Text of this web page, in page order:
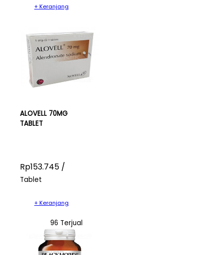
+ Keranjang
ALOVELL 70MG
TABLET
Rp153.745 /
Tablet
+ Keranjang
96 Terjual